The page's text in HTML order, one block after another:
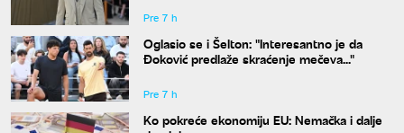
Pre 7 h
Oglasio se i Šelton: "Interesantno je da
Đoković predlaže skraćenje mečeva..."
Pre 7 h
Ko pokreće ekonomiju EU: Nemačka i dalje